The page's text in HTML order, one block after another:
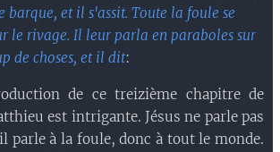
barque, et il s'assit. Toute la foule se
le rivage. Il leur parla en paraboles sur
de choses, et il dit:
de ce treizième chapitre de
est intrigante. Jésus ne parle pas
parle à la foule, donc à tout le monde.